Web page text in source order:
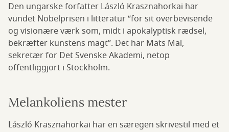
Den ungarske forfatter László Krasznahorkai har
vundet Nobelprisen i litteratur “for sit overbevisende
og visionære værk som, midt i apokalyptisk rædsel,
bekræfter kunstens magt”. Det har Mats Mal,
sekretær for Det Svenske Akademi, netop
offentliggjort i Stockholm.
Melankoliens mester
László Krasznahorkai har en særegen skrivestil med et